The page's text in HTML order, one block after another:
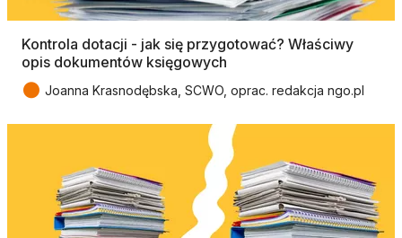
Kontrola dotacji - jak się przygotować? Właściwy
opis dokumentów księgowych
● Joanna Krasnodębska, SCWO, oprac. redakcja ngo.pl